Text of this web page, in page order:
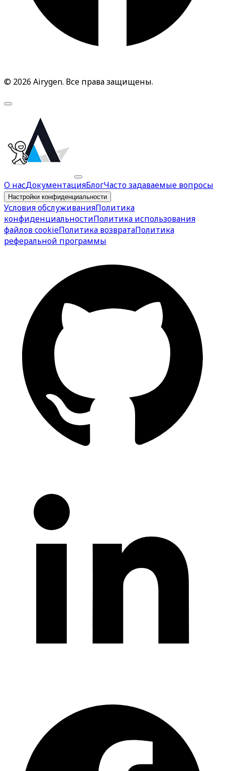
© 2026 Airygen. Все права защищены.
О насДокументацияБлогЧасто задаваемые вопросы
Настройки конфиденциальности
Условия обслуживанияПолитика
конфиденциальностиПолитика использования
файлов cookieПолитика возвратаПолитика
реферальной программы